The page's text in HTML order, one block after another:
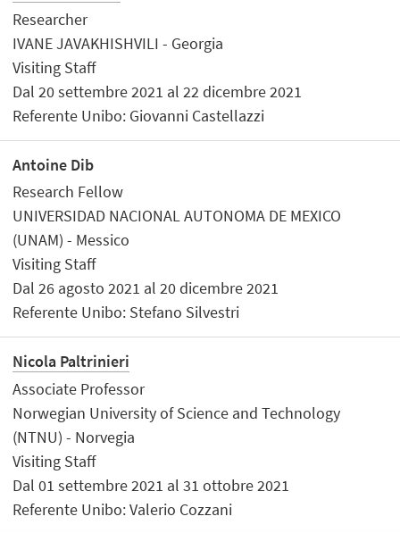
Researcher
IVANE JAVAKHISHVILI - Georgia
Visiting Staff
Dal 20 settembre 2021 al 22 dicembre 2021
Referente Unibo: Giovanni Castellazzi
Antoine Dib
Research Fellow
UNIVERSIDAD NACIONAL AUTONOMA DE MEXICO
(UNAM) - Messico
Visiting Staff
Dal 26 agosto 2021 al 20 dicembre 2021
Referente Unibo: Stefano Silvestri
Nicola Paltrinieri
Associate Professor
Norwegian University of Science and Technology
(NTNU) - Norvegia
Visiting Staff
Dal 01 settembre 2021 al 31 ottobre 2021
Referente Unibo: Valerio Cozzani